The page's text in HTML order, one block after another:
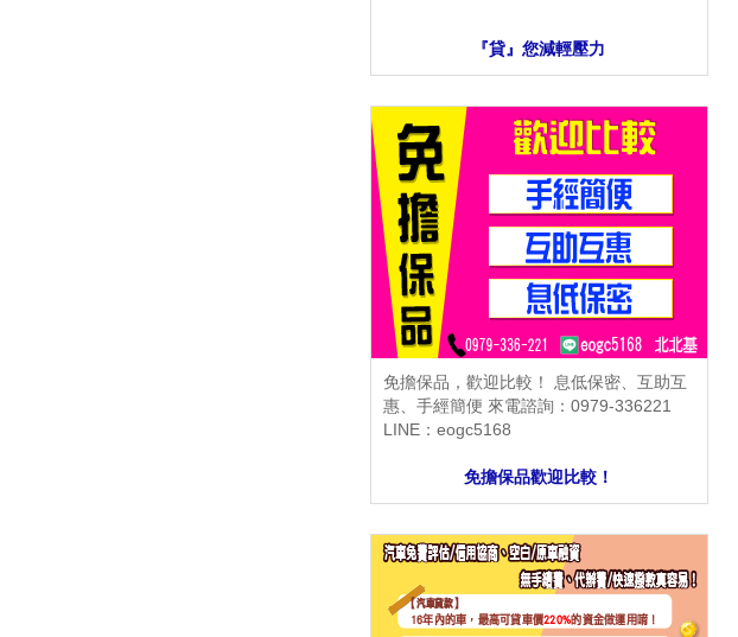
『貸』您減輕壓力
免擔保品，歡迎比較！ 息低保密、互助互
惠、手經簡便 來電諮詢：0979-336221
LINE：eogc5168
免擔保品歡迎比較！